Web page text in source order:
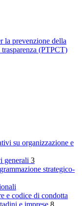
la prevenzione della
(PTPCT)
su organizzazione e
generali 3
strategico-
e codice di condotta